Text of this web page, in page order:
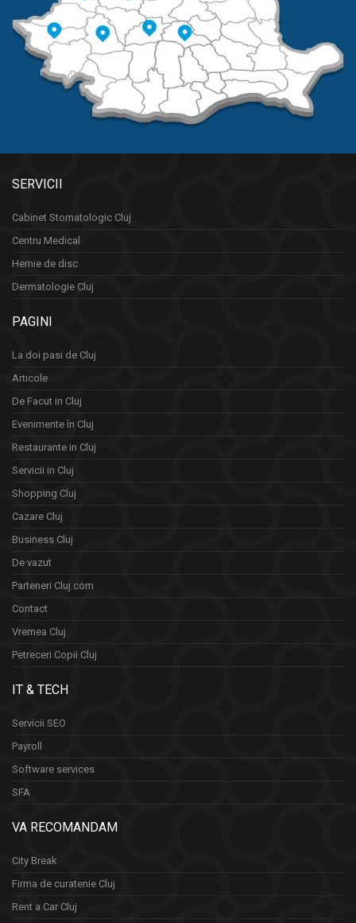
SERVICII
Cabinet Stomatologic Cluj
Centru Medical
Hernie de disc
Dermatologie Cluj
PAGINI
La doi pasi de Cluj
Articole
De Facut in Cluj
Evenimente în Cluj
Restaurante in Cluj
Servicii in Cluj
Shopping Cluj
Cazare Cluj
Business Cluj
De vazut
Parteneri Cluj.com
Contact
Vremea Cluj
Petreceri Copii Cluj
IT & TECH
Servicii SEO
Payroll
Software services
SFA
VA RECOMANDAM
City Break
Firma de curatenie Cluj
Rent a Car Cluj